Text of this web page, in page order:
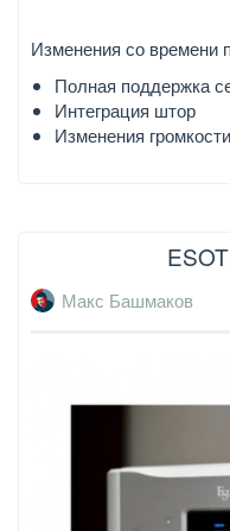
Изменения со времени
Полная поддержка
Интеграция штор
Изменения
Макс Башмаков